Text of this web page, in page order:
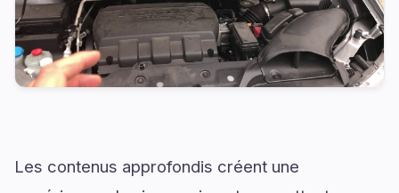
Les contenus approfondis créent une